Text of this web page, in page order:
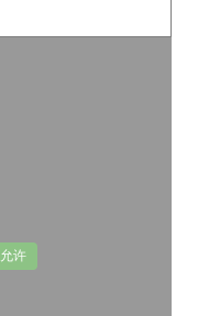
允许